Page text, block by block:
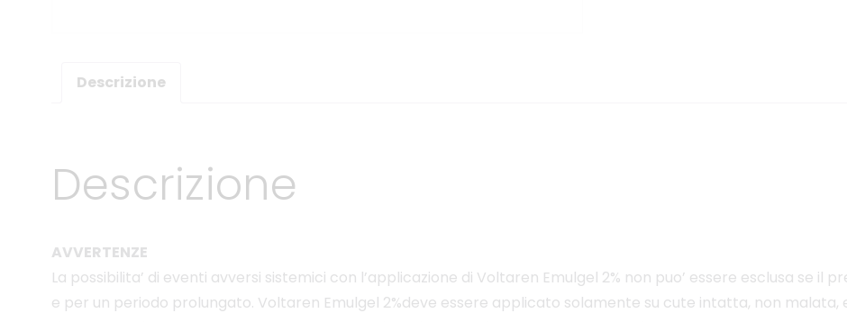
Descrizione
Descrizione
AVVERTENZE
La possibilita’ di eventi avversi sistemici con l’applicazione di Voltaren Emulgel 2% non puo’ essere esclusa se
e per un periodo prolungato. Voltaren Emulgel 2%deve essere applicato solamente su cute intatta, non malata,